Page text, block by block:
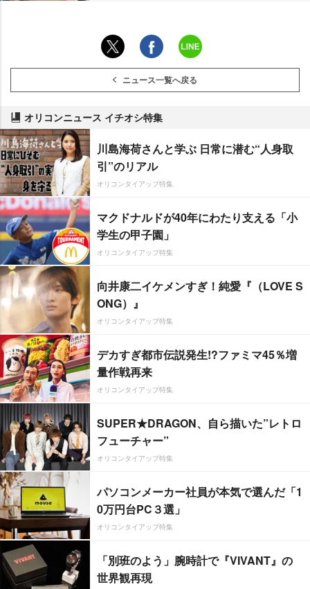
ニュース一覧へ戻る
オリコンニュース イチオシ特集
川島海荷さんと学ぶ 日常に潜む“人身取
引”のリアル
オリコンタイアップ特集
マクドナルドが40年にわたり支える「小
学生の甲子園」
オリコンタイアップ特集
向井康二イケメンすぎ！純愛『（LOVE S
ONG）』
オリコンタイアップ特集
デカすぎ都市伝説発生!?ファミマ45％増
量作戦再来
オリコンタイアップ特集
SUPER★DRAGON、自ら描いた”レトロ
フューチャー”
オリコンタイアップ特集
パソコンメーカー社員が本気で選んだ「1
0万円台PC３選」
オリコンタイアップ特集
「別班のよう」腕時計で『VIVANT』の
世界観再現